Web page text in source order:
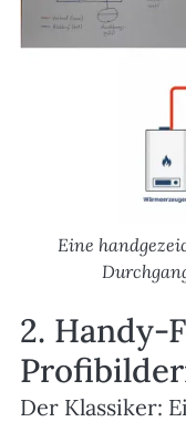
Eine
2. Handy-
Der Klassiker: